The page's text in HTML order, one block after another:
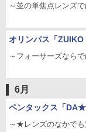
～並の単焦点レンズ
オリンパス「ZUIKO
～フォーサーズなら
6月
ペンタックス「
～★レンズのなかでも